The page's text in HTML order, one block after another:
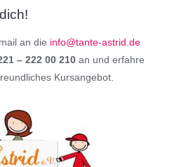
an die info@tante-astrid.de
– 222 00 210 an und erfahre
Kursangebot.